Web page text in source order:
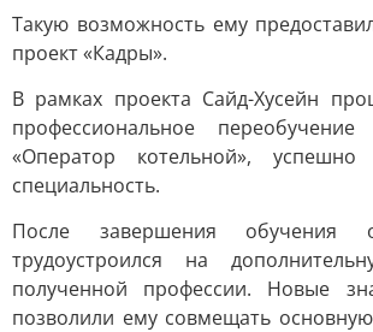
Такую возможность ему
проект «Кадры».
В рамках проекта Сайд-Хусейн
профессиональное
«Оператор котельной»,
специальность.
После завершения
трудоустроился на
полученной профессии. Новые
позволили ему совмещать основную